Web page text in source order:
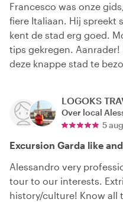
Francesco was onze
fiere Italiaan. Hij spreekt
kent de stad erg goed.
tips gekregen.
deze knappe stad te
LOGOKS
Over local
5
Excursion Garda like
Alessandro very
tour to our interests.
history/culture! Know all